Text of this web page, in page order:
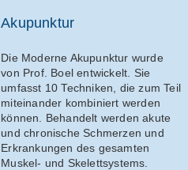
Akupunktur
Die Moderne Akupunktur wurde
von Prof. Boel entwickelt. Sie
umfasst 10 Techniken, die zum Teil
miteinander kombiniert werden
können. Behandelt werden akute
und chronische Schmerzen und
Erkrankungen des gesamten
Muskel- und Skelettsystems.